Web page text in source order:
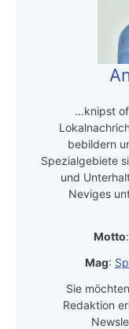
…knipst
bebildern
Spezialgebiete
und
Neviges
Motto
Mag:
Sie
Redaktion